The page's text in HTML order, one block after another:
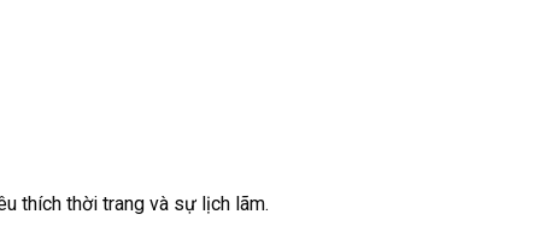
thích thời trang và sự lịch lãm.